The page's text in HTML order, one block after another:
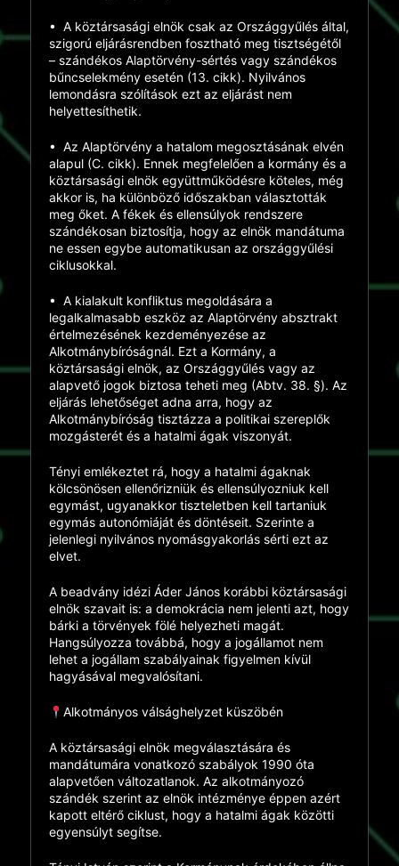
• A köztársasági elnök csak az Országgyűlés által,
szigorú eljárásrendben fosztható meg tisztségétől
– szándékos Alaptörvény-sértés vagy szándékos
bűncselekmény esetén (13. cikk). Nyilvános
lemondásra szólítások ezt az eljárást nem
helyettesíthetik.
• Az Alaptörvény a hatalom megosztásának elvén
alapul (C. cikk). Ennek megfelelően a kormány és a
köztársasági elnök együttműködésre köteles, még
akkor is, ha különböző időszakban választották
meg őket. A fékek és ellensúlyok rendszere
szándékosan biztosítja, hogy az elnök mandátuma
ne essen egybe automatikusan az országgyűlési
ciklusokkal.
• A kialakult konfliktus megoldására a
legalkalmasabb eszköz az Alaptörvény absztrakt
értelmezésének kezdeményezése az
Alkotmánybíróságnál. Ezt a Kormány, a
köztársasági elnök, az Országgyűlés vagy az
alapvető jogok biztosa teheti meg (Abtv. 38. §). Az
eljárás lehetőséget adna arra, hogy az
Alkotmánybíróság tisztázza a politikai szereplők
mozgásterét és a hatalmi ágak viszonyát.
Tényi emlékeztet rá, hogy a hatalmi ágaknak
kölcsönösen ellenőrizniük és ellensúlyozniuk kell
egymást, ugyanakkor tiszteletben kell tartaniuk
egymás autonómiáját és döntéseit. Szerinte a
jelenlegi nyilvános nyomásgyakorlás sérti ezt az
elvet.
A beadvány idézi Áder János korábbi köztársasági
elnök szavait is: a demokrácia nem jelenti azt, hogy
bárki a törvények fölé helyezheti magát.
Hangsúlyozza továbbá, hogy a jogállamot nem
lehet a jogállam szabályainak figyelmen kívül
hagyásával megvalósítani.
Alkotmányos válsághelyzet küszöbén
A köztársasági elnök megválasztására és
mandátumára vonatkozó szabályok 1990 óta
alapvetően változatlanok. Az alkotmányozó
szándék szerint az elnök intézménye éppen azért
kapott eltérő ciklust, hogy a hatalmi ágak közötti
egyensúlyt segítse.